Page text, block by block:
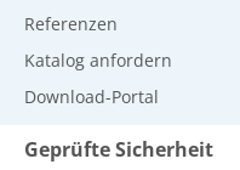
Referenzen
Katalog anfordern
Download-Portal
Geprüfte Sicherheit